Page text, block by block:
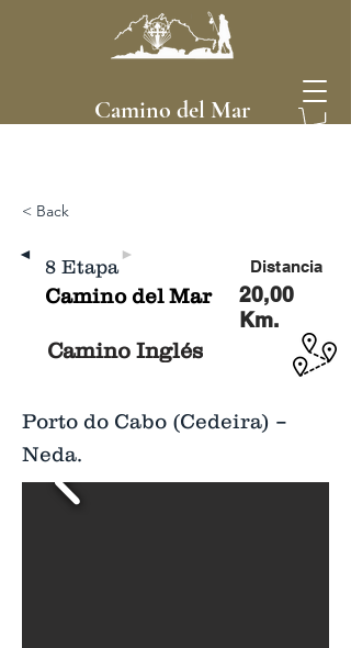
Camino del Mar
< Back
8 Etapa
◄ ►
Camino del Mar
Camino Inglés
Distancia
20,00
Km.
Porto do Cabo (Cedeira) –
Neda.